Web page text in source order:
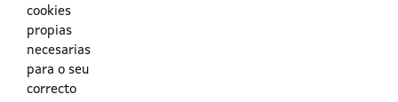
cookies
propias
necesarias
para o seu
correcto